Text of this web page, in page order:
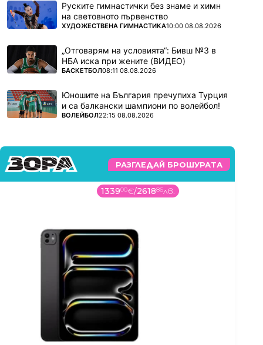
Руските гимнастички без знаме и химн
на световното първенство
ПОВЕЧЕ ОТ
ХУДОЖЕСТВЕНА ГИМНАСТИКА10:00 08.08.2026
„Отговарям на условията“: Бивш №3 в
НБА иска при жените (ВИДЕО)
ПОВЕЧЕ ОТ
БАСКЕТБОЛ08:11 08.08.2026
Юношите на България пречупиха Турция
и са балкански шампиони по волейбол!
ПОВЕЧЕ ОТ
ВОЛЕЙБОЛ22:15 08.08.2026
РАЗГЛЕДАЙ БРОШУРАТА
133900€/261886лв.